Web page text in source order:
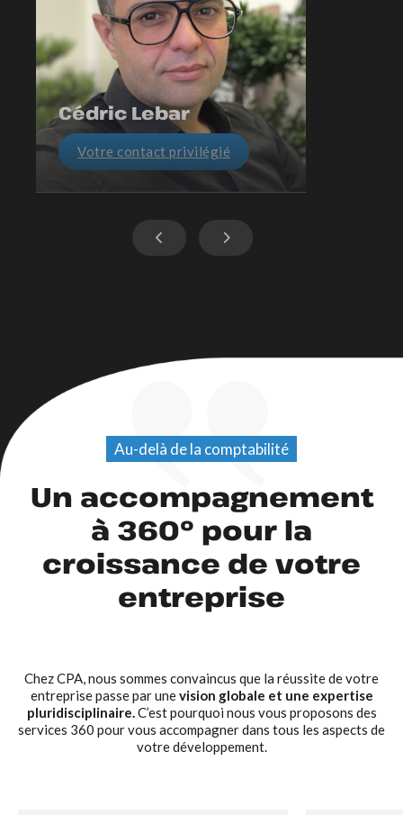
Cédric Lebar
Votre contact privilégié
Au-delà de la comptabilité
Un accompagnement
à 360° pour la
croissance de votre
entreprise
Chez CPA, nous sommes convaincus que la réussite de votre
entreprise passe par unevision globale et une expertise
pluridisciplinaire.C’est pourquoi nous vous proposons des
services 360 pour vous accompagner dans tous les aspects de
votre développement.